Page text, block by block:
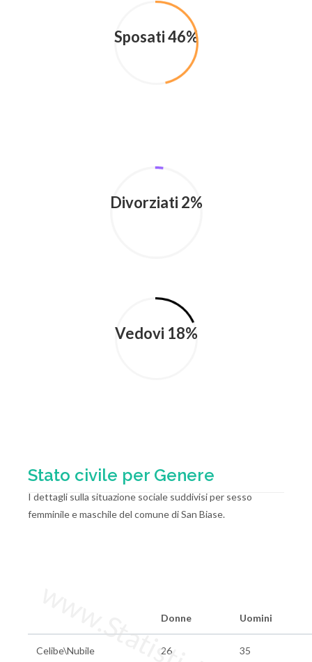
Sposati 46%
Divorziati 2%
Vedovi 18%
Stato civile per Genere
I dettagli sulla situazione sociale suddivisi per sesso
femminile e maschile del comune di San Biase.
Donne Uomini
Celibe\Nubile 26 35